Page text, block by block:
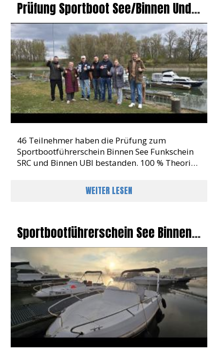
Prüfung Sportboot See/Binnen Und
Funk In Maximiliansau 2026
46 Teilnehmer haben die Prüfung zum
Sportbootführerschein Binnen See Funkschein
SRC und Binnen UBI bestanden. 100 % Theorie
WEITER LESEN
Sportbootführerschein See Binnen
Funkscheine SRC UBI Prüfung In
Maximiliansau